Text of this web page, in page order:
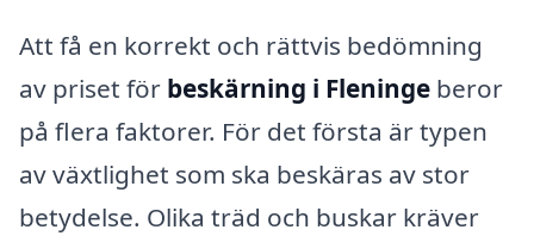
Att få en korrekt och rättvis bedömning
av priset för beskärning i Fleninge beror
på flera faktorer. För det första är typen
av växtlighet som ska beskäras av stor
betydelse. Olika träd och buskar kräver